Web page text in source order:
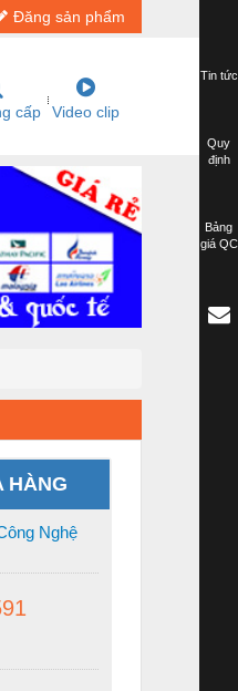
Đăng sản phẩm
cấp Video clip
HÀNG
Nghệ
Tin tức
Quy
định
Bảng
giá QC